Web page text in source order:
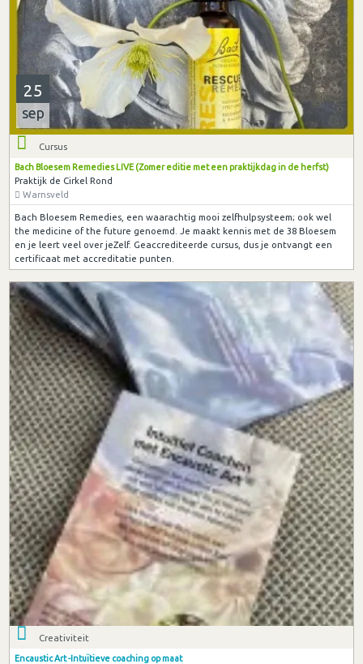
25
sep
Cursus
Bach Bloesem Remedies LIVE (Zomer editie met een praktijkdag in de herfst)
Praktijk de Cirkel Rond
Warnsveld
Bach Bloesem Remedies, een waarachtig mooi zelfhulpsysteem; ook wel
the medicine of the future genoemd. Je maakt kennis met de 38 Bloesem
en je leert veel over jeZelf. Geaccrediteerde cursus, dus je ontvangt een
certificaat met accreditatie punten.
Creativiteit
Encaustic Art -Intuïtieve coaching op maat